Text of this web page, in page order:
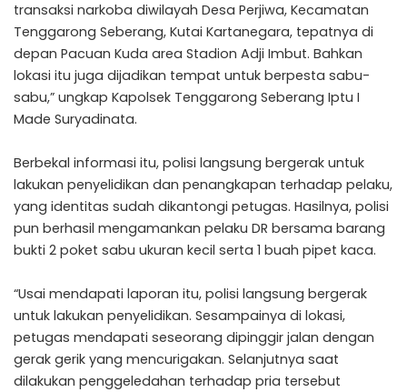
transaksi narkoba diwilayah Desa Perjiwa, Kecamatan
Tenggarong Seberang, Kutai Kartanegara, tepatnya di
depan Pacuan Kuda area Stadion Adji Imbut. Bahkan
lokasi itu juga dijadikan tempat untuk berpesta sabu-
sabu,” ungkap Kapolsek Tenggarong Seberang Iptu I
Made Suryadinata.
Berbekal informasi itu, polisi langsung bergerak untuk
lakukan penyelidikan dan penangkapan terhadap pelaku,
yang identitas sudah dikantongi petugas. Hasilnya, polisi
pun berhasil mengamankan pelaku DR bersama barang
bukti 2 poket sabu ukuran kecil serta 1 buah pipet kaca.
“Usai mendapati laporan itu, polisi langsung bergerak
untuk lakukan penyelidikan. Sesampainya di lokasi,
petugas mendapati seseorang dipinggir jalan dengan
gerak gerik yang mencurigakan. Selanjutnya saat
dilakukan penggeledahan terhadap pria tersebut